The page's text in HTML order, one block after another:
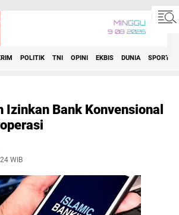
MINGGU
9•08•2026
POLITIK TNI OPINI EKBIS DUNIA SPORT
Izinkan Bank Konvensional
WIB